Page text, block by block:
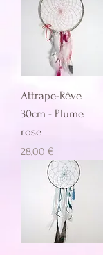
Attrape-Rêve
30cm - Plume
rose
Prix
28,00 €